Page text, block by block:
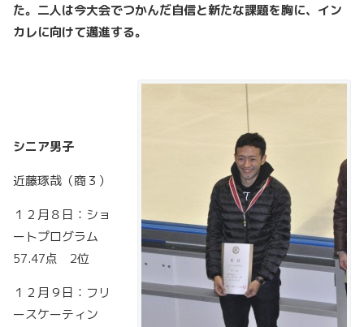
た。二人は今大会でつかんだ自信と新たな課題を胸に、イン
カレに向けて邁進する。
シニア男子
近藤琢哉（商３）
１２月８日：ショ
ートプログラム
57.47点 2位
１２月９日：フリ
ースケーティン